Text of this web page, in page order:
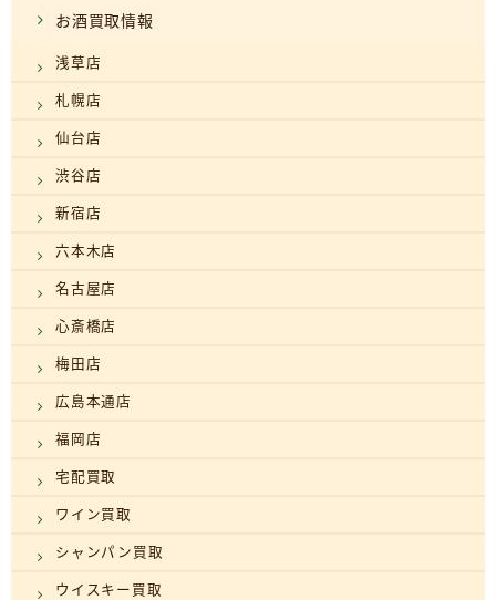
お酒買取情報
浅草店
札幌店
仙台店
渋谷店
新宿店
六本木店
名古屋店
心斎橋店
梅田店
広島本通店
福岡店
宅配買取
ワイン買取
シャンパン買取
ウイスキー買取